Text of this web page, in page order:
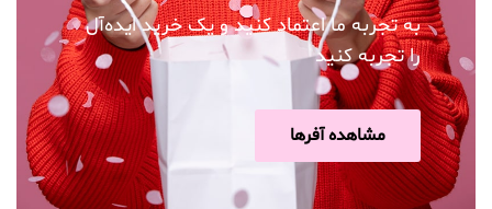
به تجربه ما اعتماد کنید و یک خرید ایده‌آل
را تجربه کنید
مشاهده آفرها